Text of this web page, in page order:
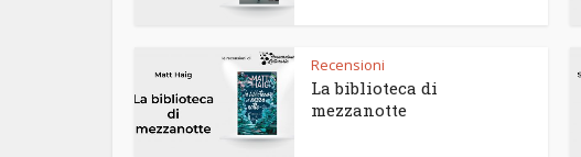
Recensioni
La biblioteca di
mezzanotte